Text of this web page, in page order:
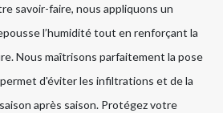
savoir-faire, nous appliquons un
l’humidité tout en renforçant la
Nous maîtrisons parfaitement la pose
d'éviter les infiltrations et de la
après saison. Protégez votre